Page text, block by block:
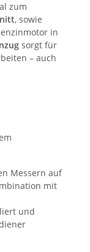
zum
, sowie
in
sorgt für
– auch
Messern auf
mit
und